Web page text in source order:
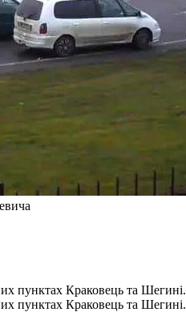
пунктах Краковець та Шегині.
пунктах Краковець та Шегині.